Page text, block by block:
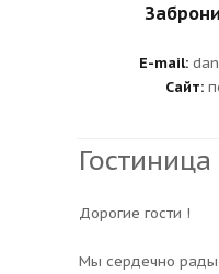
E-mail:
Сайт:
Дорогие гости !
Мы сердечно рады